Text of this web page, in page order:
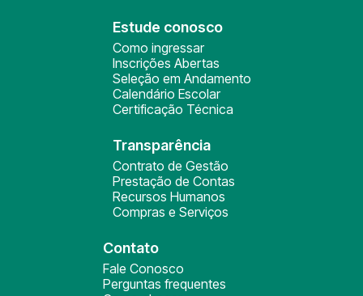
Estude conosco
Como ingressar
Inscrições Abertas
Seleção em Andamento
Calendário Escolar
Certificação Técnica
Transparência
Contrato de Gestão
Prestação de Contas
Recursos Humanos
Compras e Serviços
Contato
Fale Conosco
Perguntas frequentes